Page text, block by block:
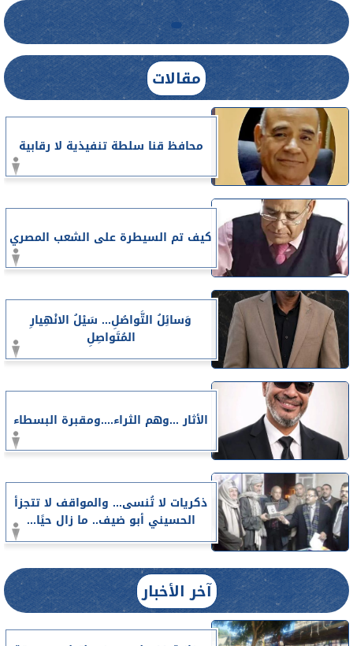
مقالات
محافظ قنا سلطة تنفيذية لا رقابية
كيف تم السيطرة على الشعب المصري
وَسائِلُ التَّواصُلِ... سَيْلُ الانْهِيارِ
المُتَواصِلِ
الأثار ...وهم الثراء....ومقبرة البسطاء
ذكريات لا تُنسى... والمواقف لا تتجزأ
الحسيني أبو ضيف.. ما زال حيًا...
آخر الأخبار